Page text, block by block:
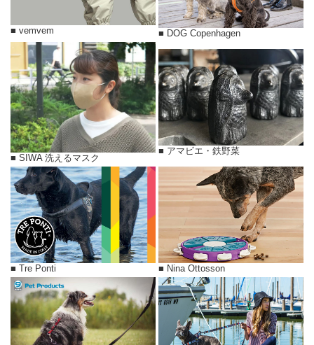
■ vemvem ■ DOG Copenhagen
■ SIWA 洗えるマスク
■ アマビエ・鉄野菜
■ Tre Ponti ■ Nina Ottosson